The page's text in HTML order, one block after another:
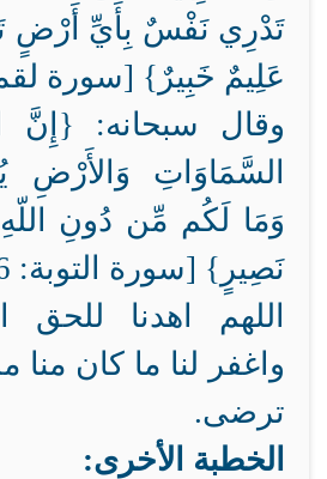
تَدْرِي نَفْسٌ بِأَيِّ أَرْضٍ
عَلِيمٌ خَبِيرٌ} [سورة
وقال سبحانه: {إِنَّ
السَّمَاوَاتِ وَالأَرْضِ
وَمَا لَكُم مِّن دُونِ
نَصِيرٍ} [سورة التوبة: 116].
اللهم اهدنا للحق
واغفر لنا ما كان منا
ترضى.
الخطبة الأخرى: